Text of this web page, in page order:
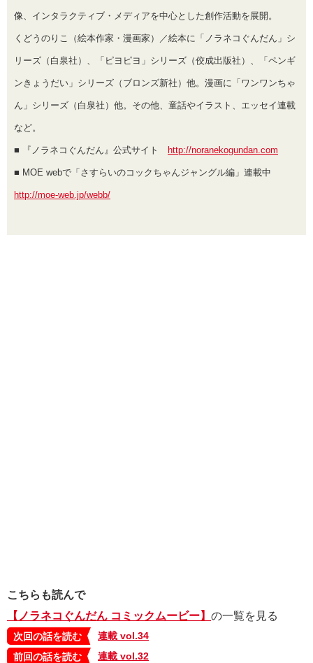
像、インタラクティブ・メディアを中心とした創作活動を展開。
くどうのりこ（絵本作家・漫画家）／絵本に「ノラネコぐんだん」シ
リーズ（白泉社）、「ピヨピヨ」シリーズ（佼成出版社）、「ペンギ
ンきょうだい」シリーズ（ブロンズ新社）他。漫画に「ワンワンちゃ
ん」シリーズ（白泉社）他。その他、童話やイラスト、エッセイ連載
など。
■ 『ノラネコぐんだん』公式サイト http://noranekogundan.com
■ MOE webで「さすらいのコックちゃんジャングル編」連載中
http://moe-web.jp/webb/
こちらも読んで
【ノラネコぐんだん コミックムービー】 の一覧を見る
次回の話を読む
連載 vol.34
前回の話を読む
連載 vol.32